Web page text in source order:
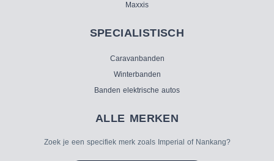
Maxxis
SPECIALISTISCH
Caravanbanden
Winterbanden
Banden elektrische autos
ALLE MERKEN
Zoek je een specifiek merk zoals Imperial of Nankang?